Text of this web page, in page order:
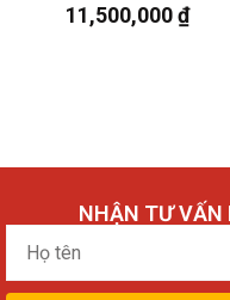
11,500,000₫
NHẬN TƯ VẤN
Họ
tên